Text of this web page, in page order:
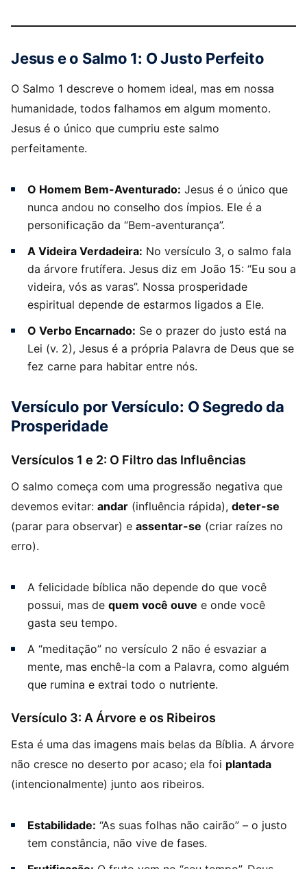
Jesus e o Salmo 1: O Justo Perfeito
O Salmo 1 descreve o homem ideal, mas em nossa
humanidade, todos falhamos em algum momento.
Jesus é o único que cumpriu este salmo
perfeitamente.
O Homem Bem-Aventurado: Jesus é o único que
nunca andou no conselho dos ímpios. Ele é a
personificação da “Bem-aventurança”.
A Videira Verdadeira: No versículo 3, o salmo fala
da árvore frutífera. Jesus diz em João 15: “Eu sou a
videira, vós as varas”. Nossa prosperidade
espiritual depende de estarmos ligados a Ele.
O Verbo Encarnado: Se o prazer do justo está na
Lei (v. 2), Jesus é a própria Palavra de Deus que se
fez carne para habitar entre nós.
Versículo por Versículo: O Segredo da
Prosperidade
Versículos 1 e 2: O Filtro das Influências
O salmo começa com uma progressão negativa que
devemos evitar: andar (influência rápida), deter-se
(parar para observar) e assentar-se (criar raízes no
erro).
A felicidade bíblica não depende do que você
possui, mas de quem você ouve e onde você
gasta seu tempo.
A “meditação” no versículo 2 não é esvaziar a
mente, mas enchê-la com a Palavra, como alguém
que rumina e extrai todo o nutriente.
Versículo 3: A Árvore e os Ribeiros
Esta é uma das imagens mais belas da Bíblia. A árvore
não cresce no deserto por acaso; ela foi plantada
(intencionalmente) junto aos ribeiros.
Estabilidade: “As suas folhas não cairão” – o justo
tem constância, não vive de fases.